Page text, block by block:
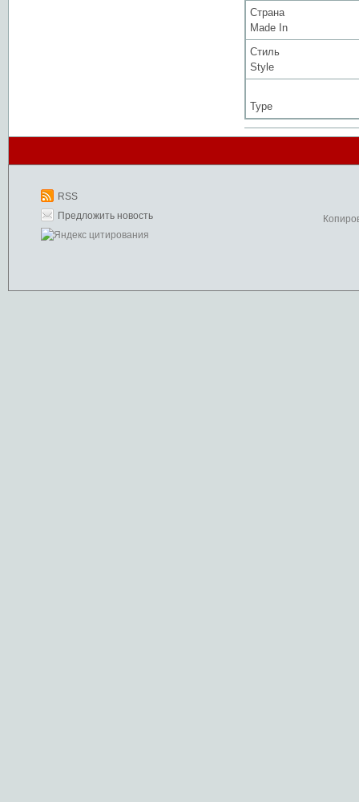
Страна
Made In
Стиль
Style
Type
RSS
Предложить новость